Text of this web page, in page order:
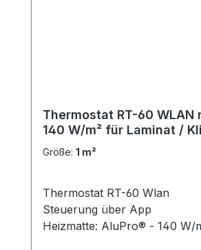
Thermostat RT-60 WLAN
140 W/m² für Laminat /
Größe: 1 m²
Thermostat RT-60 Wlan
Steuerung über App
Heizmatte: AluPro® - 140 W/